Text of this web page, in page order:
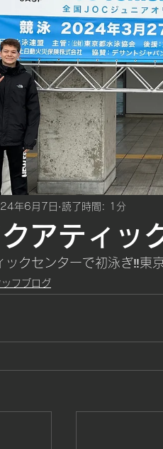
アティッ
年6月7日 読了時間: 1分
ックセンターで初泳ぎ‼️東
ッフブログ